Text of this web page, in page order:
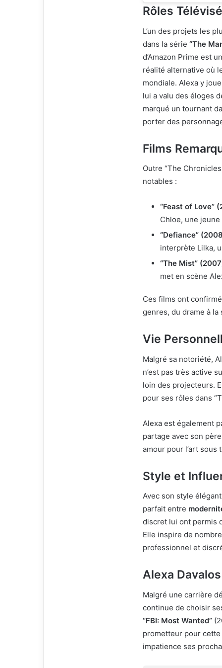
Rôles
L’un des projets les
dans la série “The
d’Amazon Prime est
réalité alternative où
mondiale. Alexa y joue
lui a valu des éloges
marqué un tournant
porter des
Films
Outre “The
notables :
“Feast of Love”
Chloe, une
“Defiance”
interprète Lilka,
“The Mist”
met en scène
Ces films ont
genres, du drame à la
Vie
Malgré sa notoriété,
n’est pas très active
loin des projecteurs.
pour ses rôles dans
Alexa est également
partage avec son
amour pour l’art sous
Style et
Avec son style
parfait entre
discret lui ont permis
Elle inspire de
professionnel et
Alexa
Malgré une carrière
continue de choisir
“FBI: Most Wanted”
prometteur pour
impatience ses